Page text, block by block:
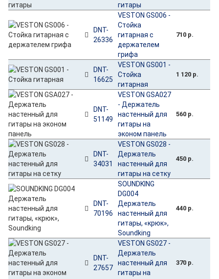
гитары
DNT-
26336
VESTON GS006 -
Стойка
гитарная с
держателем
грифа
710 р.
DNT-
16625
VESTON GS001 -
Стойка
гитарная
1 120 р.
DNT-
51149
VESTON GSA027
- Держатель
настенный для
гитары на
эконом панель
560 р.
DNT-
34031
VESTON GS028 -
Держатель
настенный для
гитары на сетку
450 р.
DNT-
70196
SOUNDKING
DG004
Держатель
настенный для
гитары, «крюк»,
Soundking
440 р.
DNT-
27657
VESTON GS027 -
Держатель
настенный для
гитары на
370 р.